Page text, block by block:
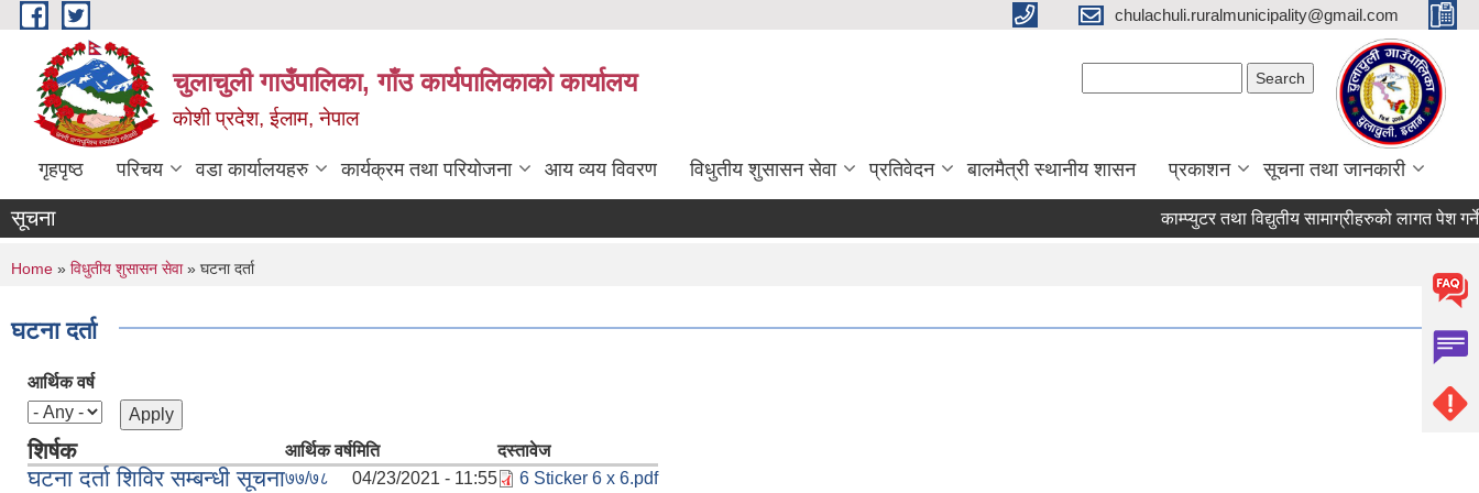
Skip to main content chulachuli.ruralmunicipality@gmail.com
चुलाचुली गाउँपालिका, गाँउ कार्यपालिकाको कार्यालय
कोशी प्रदेश, ईलाम, नेपाल
गृहपृष्ठ परिचय वडा कार्यालयहरु कार्यक्रम तथा परियोजना आय व्यय विवरण विधुतीय शुसासन सेवा प्रतिवेदन बालमैत्री स्थानीय शासन प्रकाशन सूचना तथा जानकारी
सूचना काम्प्युटर तथा विद्युतीय सामाग्रीहरुको लागत पेश गर्ने
You are here
Home » विधुतीय शुसासन सेवा» घटना दर्ता
घटना दर्ता
आर्थिक वर्ष
शिर्षक आर्थिक वर्षमिति दस्तावेज
घटना दर्ता शिविर सम्बन्धी सूचना७७/७८ 04/23/2021 - 11:55 6 Sticker 6 x 6.pdf